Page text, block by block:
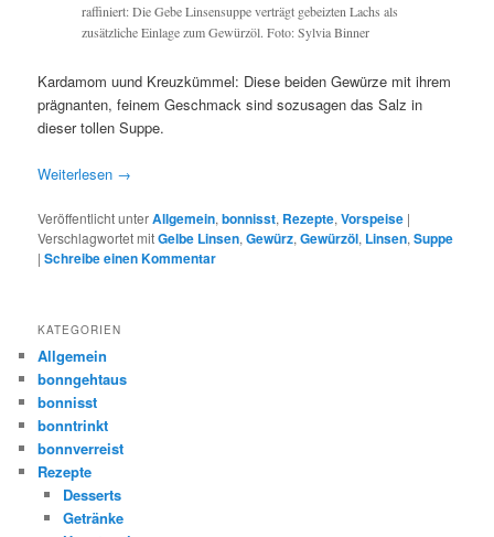
raffiniert: Die Gebe Linsensuppe verträgt gebeizten Lachs als
zusätzliche Einlage zum Gewürzöl. Foto: Sylvia Binner
Kardamom uund Kreuzkümmel: Diese beiden Gewürze mit ihrem
prägnanten, feinem Geschmack sind sozusagen das Salz in
dieser tollen Suppe.
Weiterlesen →
Veröffentlicht unterAllgemein,bonnisst, Rezepte,Vorspeise |
Verschlagwortet mitGelbe Linsen,Gewürz,Gewürzöl, Linsen,Suppe
|Schreibe einen Kommentar
KATEGORIEN
Allgemein
bonngehtaus
bonnisst
bonntrinkt
bonnverreist
Rezepte
Desserts
Getränke